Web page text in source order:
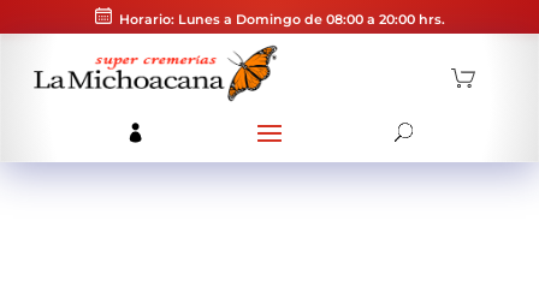
Horario: Lunes a Domingo de 08:00 a 20:00 hrs.